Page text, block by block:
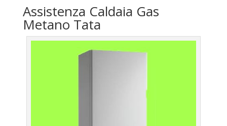
Assistenza Caldaia Gas
Metano Tata